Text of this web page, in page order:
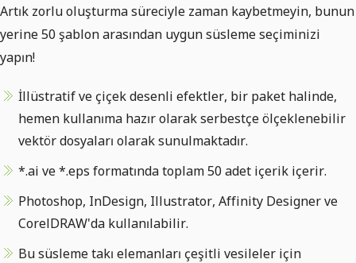
Artık zorlu oluşturma süreciyle zaman kaybetmeyin, bunun
yerine 50 şablon arasından uygun süsleme seçiminizi
yapın!
İllüstratif ve çiçek desenli efektler, bir paket halinde,
hemen kullanıma hazır olarak serbestçe ölçeklenebilir
vektör dosyaları olarak sunulmaktadır.
*.ai ve *.eps formatında toplam 50 adet içerik içerir.
Photoshop, InDesign, Illustrator, Affinity Designer ve
CorelDRAW'da kullanılabilir.
Bu süsleme takı elemanları çeşitli vesileler için